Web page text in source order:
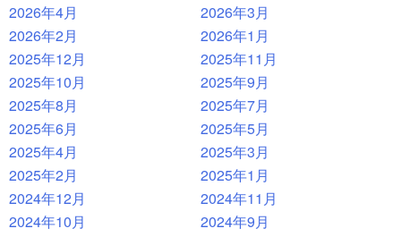
2026年4月
2026年3月
2026年2月
2026年1月
2025年12月
2025年11月
2025年10月
2025年9月
2025年8月
2025年7月
2025年6月
2025年5月
2025年4月
2025年3月
2025年2月
2025年1月
2024年12月
2024年11月
2024年10月
2024年9月